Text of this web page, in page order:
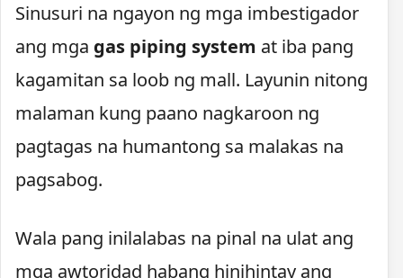
Sinusuri na ngayon ng mga imbestigador
ang mga gas piping system at iba pang
kagamitan sa loob ng mall. Layunin nitong
malaman kung paano nagkaroon ng
pagtagas na humantong sa malakas na
pagsabog.
Wala pang inilalabas na pinal na ulat ang
mga awtoridad habang hinihintay ang